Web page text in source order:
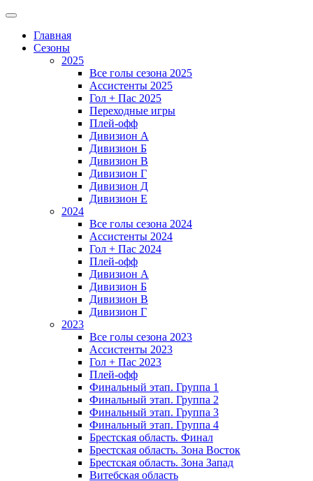
Главная
Сезоны
2025
Все голы сезона 2025
Ассистенты 2025
Гол + Пас 2025
Переходные игры
Плей-офф
Дивизион A
Дивизион Б
Дивизион В
Дивизион Г
Дивизион Д
Дивизион Е
2024
Все голы сезона 2024
Ассистенты 2024
Гол + Пас 2024
Плей-офф
Дивизион A
Дивизион Б
Дивизион В
Дивизион Г
2023
Все голы сезона 2023
Ассистенты 2023
Гол + Пас 2023
Плей-офф
Финальный этап. Группа 1
Финальный этап. Группа 2
Финальный этап. Группа 3
Финальный этап. Группа 4
Брестская область. Финал
Брестская область. Зона Восток
Брестская область. Зона Запад
Витебская область